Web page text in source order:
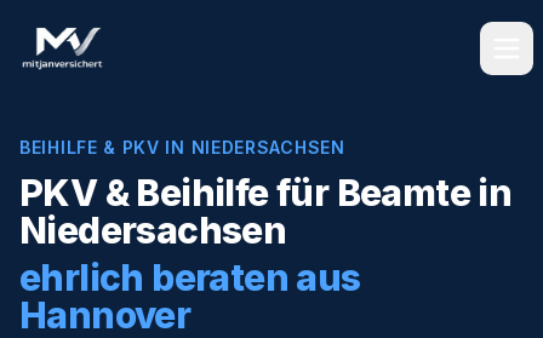
BEIHILFE & PKV IN NIEDERSACHSEN
PKV & Beihilfe für Beamte in
Niedersachsen
ehrlich beraten aus
Hannover